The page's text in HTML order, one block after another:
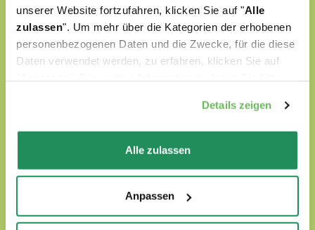
unserer Website fortzufahren, klicken Sie auf "Alle
zulassen". Um mehr über die Kategorien der erhobenen
personenbezogenen Daten und die Zwecke, für die diese
Daten verwendet werden, zu erfahren, klicken Sie auf
Details zeigen
Alle zulassen
Anpassen
Natural Quality Love
In der Welt von Oasy werden unsere Vierbeiner